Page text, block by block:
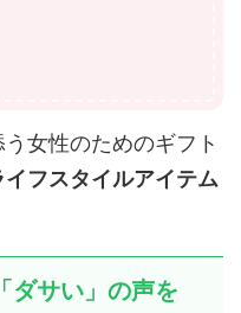
女性のためのギフト
イフスタイルアイテム
ダサい」の声を